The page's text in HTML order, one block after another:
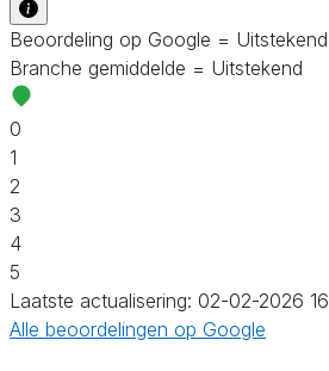
Beoordeling op Google = Uitstekend
Branche gemiddelde = Uitstekend
0
1
2
3
4
5
Laatste actualisering: 02-02-2026
Alle beoordelingen op Google